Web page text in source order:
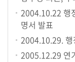
2004.10.22 행
명서 발표
2004.10.29.
2005.12.29 연